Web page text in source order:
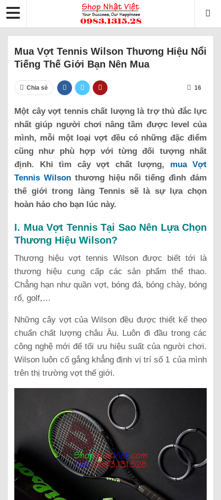
Mua Vợt Tennis Wilson Thương Hiệu Nổi
Tiếng Thế Giới Bạn Nên Mua
Chia sẻ 16
Một cây vợt tennis chất lượng là trợ thủ đắc lực
nhất giúp người chơi nâng tầm được level của
mình, mỗi một loại vợt đều có những đặc điểm
cũng như phù hợp với từng đối tượng nhất
định. Khi tìm cây vợt chất lượng, mua Vợt
Tennis Wilsonthương hiệu nổi tiếng đình đám
thế giới trong làng Tennis sẽ là sự lựa chọn
hoàn hảo cho bạn lúc này.
I. Mua Vợt Tennis Tại Sao Nên Lựa Chọn
Thương Hiệu Wilson?
Thương hiệu vợt tennis Wilson được biết tới là
thương hiệu cung cấp các sản phẩm thể thao.
Chẳng hạn như quần vợt, bóng đá, bóng chày, bóng
rổ, golf,…
Những cây vợt của Wilson đều được thiết kế theo
chuẩn chất lượng châu Âu. Luôn đi đầu trong các
công nghệ mới để tối ưu hiệu suất của người chơi.
Wilson luôn cố gắng khẳng định vị trí số 1 của mình
trên thị trường vợt thế giới.